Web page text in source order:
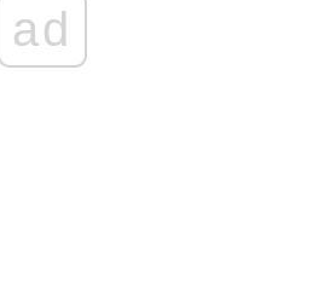
ad